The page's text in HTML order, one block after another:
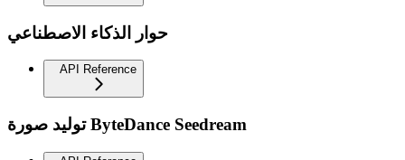
حوار الذكاء الاصطناعي
API Reference
توليد صورة ByteDance Seedream